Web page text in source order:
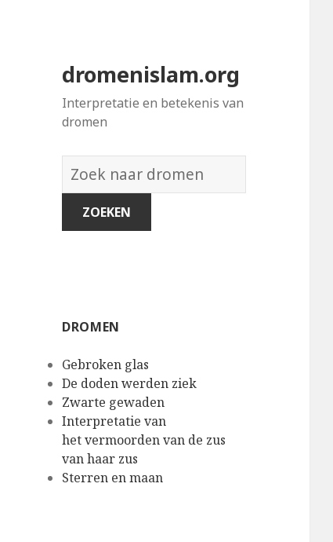
dromenislam.org
Interpretatie en betekenis van
dromen
Woordenboek
van
dromen:
DROMEN
Gebroken glas
De doden werden ziek
Zwarte gewaden
Interpretatie van
het vermoorden van de zus
van haar zus
Sterren en maan